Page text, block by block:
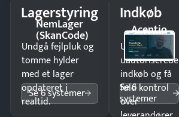
Lagerstyring
NemLager
(SkanCode)
Undgå fejlpluk og
tomme hylder
med et lager
opdateret i
realtid.
Se 6 systemer
Indkøb
Acentio
Undgå
uautoriserede
indkøb og få
fuld kontrol
over
Se 6
systemer